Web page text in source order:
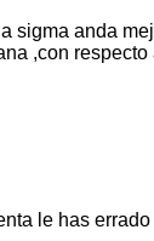
sigma anda
,con
le has